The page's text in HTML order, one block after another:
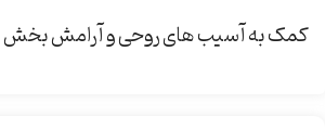
کمک به آسیب های روحی و آرامش بخش